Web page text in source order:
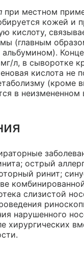
при местном
кожей и
кислоту,
(главным
альбумином).
л, в сыворотке
кислота не
(кроме
в неизмененном
острый
ринит;
слизистой
нарушенного
хирургических